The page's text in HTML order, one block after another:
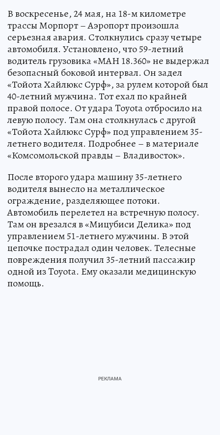
В воскресенье, 24 мая, на 18-м километре
трассы Морпорт – Аэропорт произошла
серьезная авария. Столкнулись сразу четыре
автомобиля. Установлено, что 59-летний
водитель грузовика «МАН 18.360» не выдержал
безопасный боковой интервал. Он задел
«Тойота Хайлюкс Сурф», за рулем которой был
40-летний мужчина. Тот ехал по крайней
правой полосе. От удара Toyota отбросило на
левую полосу. Там она столкнулась с другой
«Тойота Хайлюкс Сурф» под управлением 35-
летнего водителя. Подробнее – в материале
«Комсомольской правды – Владивосток».
После второго удара машину 35-летнего
водителя вынесло на металлическое
ограждение, разделяющее потоки.
Автомобиль перелетел на встречную полосу.
Там он врезался в «Мицубиси Делика» под
управлением 51-летнего мужчины. В этой
цепочке пострадал один человек. Телесные
повреждения получил 35-летний пассажир
одной из Toyota. Ему оказали медицинскую
помощь.